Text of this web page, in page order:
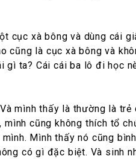
cục xà bông và dùng cái
là cục xà bông và
ta? Cái cái ba lô đi học
mình thấy là thường là
cũng không thích tổ
Mình thấy nó cũng
có gì đặc biệt. Và sinh